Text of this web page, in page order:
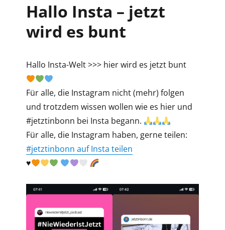
Hallo Insta – jetzt
wird es bunt
Hallo Insta-Welt >>> hier wird es jetzt bunt
Für alle, die Instagram nicht (mehr) folgen
und trotzdem wissen wollen wie es hier und
#jetztinbonn bei Insta begann.
Für alle, die Instagram haben, gerne teilen:
#jetztinbonn auf Insta teilen
♥️